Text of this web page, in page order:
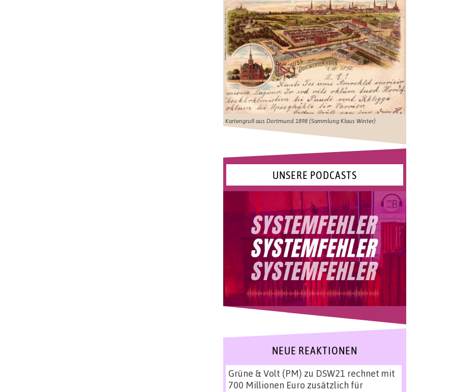
Kartengruß aus Dortmund 1898 (Sammlung Klaus Winter)
UNSERE PODCASTS
NEUE REAKTIONEN
Grüne & Volt (PM) zu DSW21 rechnet mit
700 Millionen Euro zusätzlich für